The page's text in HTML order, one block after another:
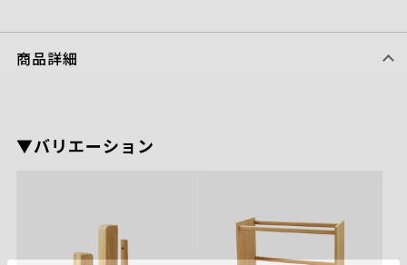
商品詳細
▼バリエーション